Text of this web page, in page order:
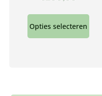
Opties selecteren